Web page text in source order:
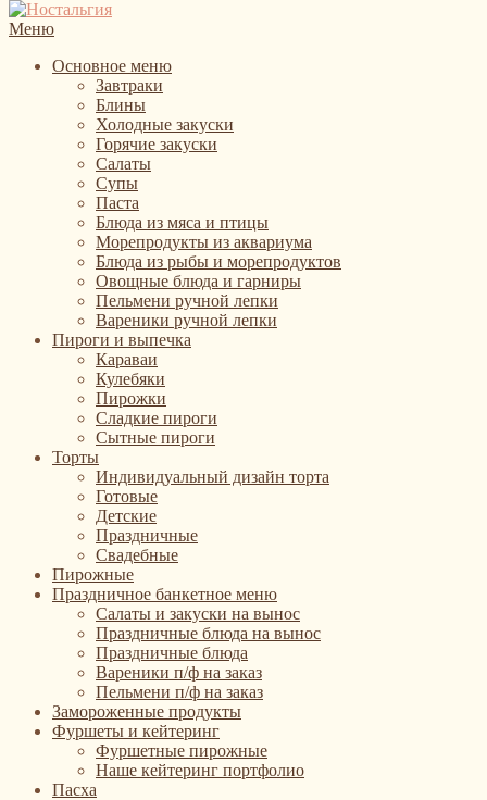
Меню
Основное меню
Завтраки
Блины
Холодные закуски
Горячие закуски
Салаты
Супы
Паста
Блюда из мяса и птицы
Морепродукты из аквариума
Блюда из рыбы и морепродуктов
Овощные блюда и гарниры
Пельмени ручной лепки
Вареники ручной лепки
Пироги и выпечка
Караваи
Кулебяки
Пирожки
Сладкие пироги
Сытные пироги
Торты
Индивидуальный дизайн торта
Готовые
Детские
Праздничные
Свадебные
Пирожные
Праздничное банкетное меню
Салаты и закуски на вынос
Праздничные блюда на вынос
Праздничные блюда
Вареники п/ф на заказ
Пельмени п/ф на заказ
Замороженные продукты
Фуршеты и кейтеринг
Фуршетные пирожные
Наше кейтеринг портфолио
Пасха